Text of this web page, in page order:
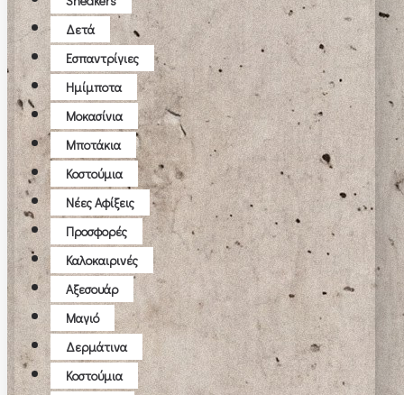
Δετά
Εσπαντρίγιες
Ημίμποτα
Μοκασίνια
Μποτάκια
Κοστούμια
Νέες Αφίξεις
Προσφορές
Καλοκαιρινές
Αξεσουάρ
Μαγιό
Δερμάτινα
Κοστούμια